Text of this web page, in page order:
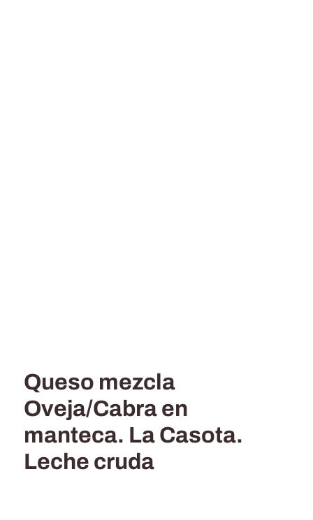
Queso mezcla
Oveja/Cabra en
manteca. La Casota.
Leche cruda